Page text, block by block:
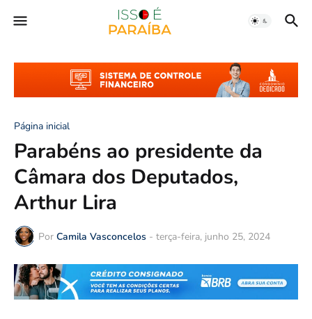
Página inicial
Parabéns ao presidente da
Câmara dos Deputados,
Arthur Lira
Por Camila Vasconcelos - terça-feira, junho 25, 2024